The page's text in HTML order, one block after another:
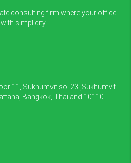
consulting firm where your office
simplicity.
11, Sukhumvit soi 23 ,Sukhumvit
Bangkok, Thailand 10110